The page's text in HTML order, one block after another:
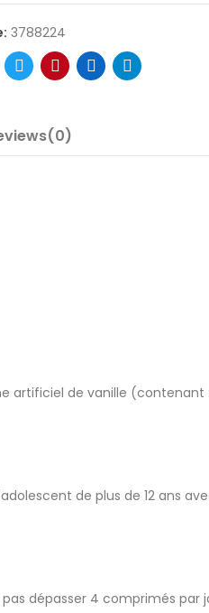
3788224
artificiel de vanille
de plus de 12 ans
dépasser 4 comprimés